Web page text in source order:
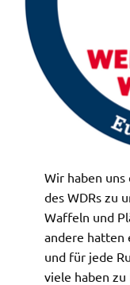
Wir haben
des WDRs zu
Waffeln und
andere hatten
und für jede
viele haben zu